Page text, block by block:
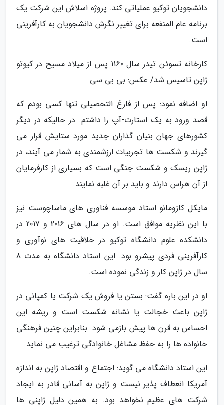
دانشجویان توکیو عملیاتی کند. پروژه اسلاش این شرکت یک
برنامه عام المنفعه برای تغییر نگرش دانشجویان به کارآفرینی
است.
کارخانه تسوئن تیدر سال 1160 پس از میلاد مسیح در کیوتو
ژاپن تاسیس شد/ عکس: بی بی سی
او اضافه نمود: پس از فارغ التحصیلی تنها کسی بودم که
قصد ورود به یک استارت-آپ را داشتم. در حالیکه در دیگر
کشورهای جهان بنیان گذاران جدید مورد ستایش قرار می
گیرند و شکست ها تجربیات ارزشمندی به شمار می آیند، در
ژاپن ریسک و شکست جنگی است که بسیاری از کارفرمایان
از آن هراس دارند و باید بر آن غلبه نمایند.
مایکل کازومانو استاد موسسه فناوری های ماساچوست نیز
با این نظریه موافق است. او در سال های 2016 و 2017 در
دانشکده علوم دانشگاه توکیو در خلاقیت های نوآوری و
کارآفرینی فردی پیشرو بود. این استاد دانشگاه به مدت 8
سال در ژاپن کار و زندگی نموده است.
او در این باره گفت: بستن یا فروش یک شرکت یا کمپانی در
ژاپن باعث خجالت یا نشانه شکست است و ریشه این
احساس به قرن ها پیش بازمی شود. بنابراین چنین فرهنگی
خانواده ها را به حفظ مشاغل خانوادگی ترغیب می نماید.
این استاد دانشگاه می گوید: اجتماع و اقتصاد ژاپن به اندازه
آمریکا انعطاف پذیر نیست و ژاپن به آسانی قادر به ایجاد
شرکت های عظیم نخواهد بود. به همین دلیل ژاپنی ها